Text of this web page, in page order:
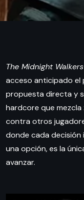
The Midnight Walkers
acceso anticipado el
propuesta directa y
hardcore que
contra otros
donde cada decisión
una opción, es la
avanzar.